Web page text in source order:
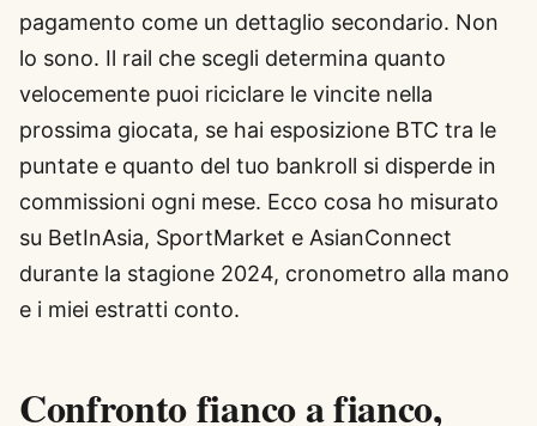
pagamento come un dettaglio secondario. Non
lo sono. Il rail che scegli determina quanto
velocemente puoi riciclare le vincite nella
prossima giocata, se hai esposizione BTC tra le
puntate e quanto del tuo bankroll si disperde in
commissioni ogni mese. Ecco cosa ho misurato
su BetInAsia, SportMarket e AsianConnect
durante la stagione 2024, cronometro alla mano
e i miei estratti conto.
Confronto fianco a fianco,